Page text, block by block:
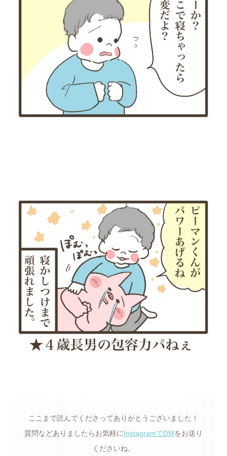
ここまで読んでくださってありがとうございました！
質問などありましたらお気軽に InstagramでDM をお送り
くださいね。